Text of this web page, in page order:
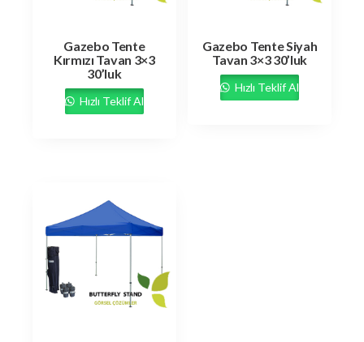
Gazebo Tente
Kırmızı Tavan 3×3
30’luk
Hızlı Teklif Al
Gazebo Tente Siyah
Tavan 3×3 30’luk
Hızlı Teklif Al